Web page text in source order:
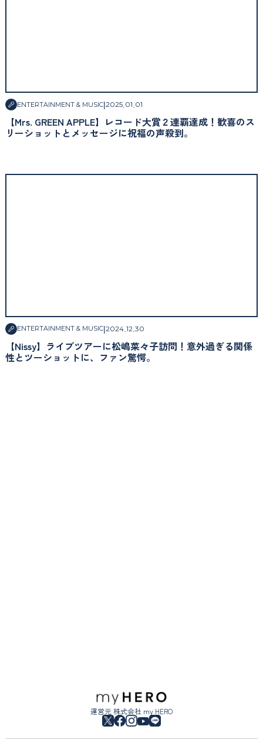
ENTERTAINMENT & MUSIC|2025.01.01
【Mrs. GREEN APPLE】レコード大賞２連覇達成！歓喜のス
リーショットとメッセージに祝福の声殺到。
ENTERTAINMENT & MUSIC|2024. 12. 30
【Nissy】ライブツアーに松嶋菜々子訪問！意外過ぎる関係
性とツーショットに、ファン驚愕。
運営元 株式会社 my HERO